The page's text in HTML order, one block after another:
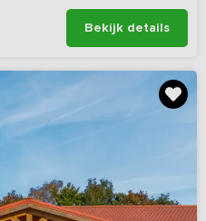
Bekijk details